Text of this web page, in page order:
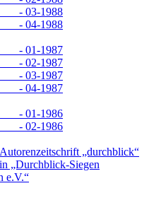
1988
1988
1987
1987
1987
1987
1986
1986
„durchblick“
Siegen
e.V.“